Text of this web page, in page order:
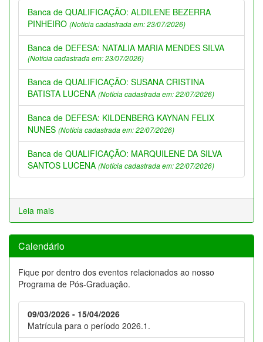
Banca de QUALIFICAÇÃO: ALDILENE BEZERRA
PINHEIRO (Notícia cadastrada em: 23/07/2026)
Banca de DEFESA: NATALIA MARIA MENDES SILVA
(Notícia cadastrada em: 23/07/2026)
Banca de QUALIFICAÇÃO: SUSANA CRISTINA
BATISTA LUCENA (Notícia cadastrada em: 22/07/2026)
Banca de DEFESA: KILDENBERG KAYNAN FELIX
NUNES (Notícia cadastrada em: 22/07/2026)
Banca de QUALIFICAÇÃO: MARQUILENE DA SILVA
SANTOS LUCENA (Notícia cadastrada em: 22/07/2026)
Leia mais
Calendário
Fique por dentro dos eventos relacionados ao nosso
Programa de Pós-Graduação.
09/03/2026 - 15/04/2026
Matrícula para o período 2026.1.